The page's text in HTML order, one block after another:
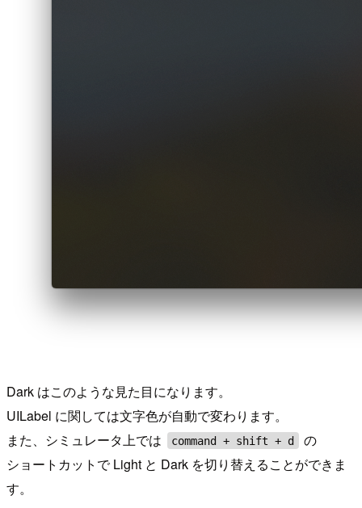
Dark はこのような見た目になります。
UILabel に関しては文字色が自動で変わります。
また、シミュレータ上では
command + shift + d
の
ショートカットで Light と Dark を切り替えることができま
す。